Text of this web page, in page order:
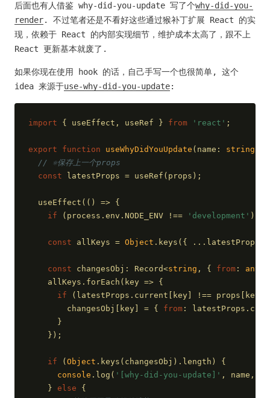
后面也有人借鉴 why-did-you-update 写了个why-did-you-
render. 不过笔者还是不看好这些通过猴补丁扩展 React 的实
现，依赖于 React 的内部实现细节，维护成本太高了，跟不上
React 更新基本就废了.
如果你现在使用 hook 的话，自己手写一个也很简单, 这个
idea 来源于use-why-did-you-update:
import { useEffect, useRef } from 'react' ;
export function useWhyDidYouUpdate ( name: string
// ⚛️保存上一个props
const latestProps = useRef(props);
  useEffect(
() => {
if (process.env.NODE_ENV !== 'development' )
const allKeys = Object .keys({
const changesObj: Record<string , { from : any
    allKeys.forEach(
key => {
if (latestProps.current[key] !==
        changesObj[key] = {
from :
      }
    });
if ( Object .keys(changesObj).length) {
console .log( '[why-did-you-update]' , name,
    }
else {